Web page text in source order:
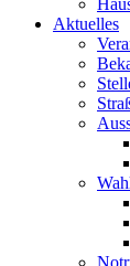
Aktuelles